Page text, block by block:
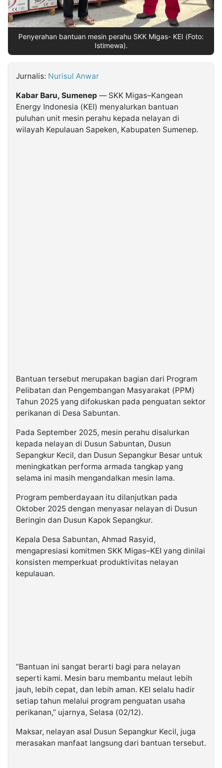
Kabarbaru.co
Penyerahan bantuan mesin perahu SKK Migas- KEI (Foto:
Istimewa).
Jurnalis: Nurisul Anwar
Kabar Baru, Sumenep — SKK Migas–Kangean
Energy Indonesia (KEI) menyalurkan bantuan
puluhan unit mesin perahu kepada nelayan di
wilayah Kepulauan Sapeken, Kabupaten Sumenep.
Bantuan tersebut merupakan bagian dari Program
Pelibatan dan Pengembangan Masyarakat (PPM)
Tahun 2025 yang difokuskan pada penguatan sektor
perikanan di Desa Sabuntan.
Pada September 2025, mesin perahu disalurkan
kepada nelayan di Dusun Sabuntan, Dusun
Sepangkur Kecil, dan Dusun Sepangkur Besar untuk
meningkatkan performa armada tangkap yang
selama ini masih mengandalkan mesin lama.
Program pemberdayaan itu dilanjutkan pada
Oktober 2025 dengan menyasar nelayan di Dusun
Beringin dan Dusun Kapok Sepangkur.
Kepala Desa Sabuntan, Ahmad Rasyid,
mengapresiasi komitmen SKK Migas–KEI yang dinilai
konsisten memperkuat produktivitas nelayan
kepulauan.
“Bantuan ini sangat berarti bagi para nelayan
seperti kami. Mesin baru membantu melaut lebih
jauh, lebih cepat, dan lebih aman. KEI selalu hadir
setiap tahun melalui program penguatan usaha
perikanan,” ujarnya, Selasa (02/12).
Maksar, nelayan asal Dusun Sepangkur Kecil, juga
merasakan manfaat langsung dari bantuan tersebut.